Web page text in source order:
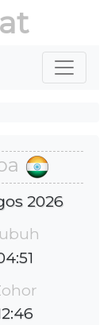
2026